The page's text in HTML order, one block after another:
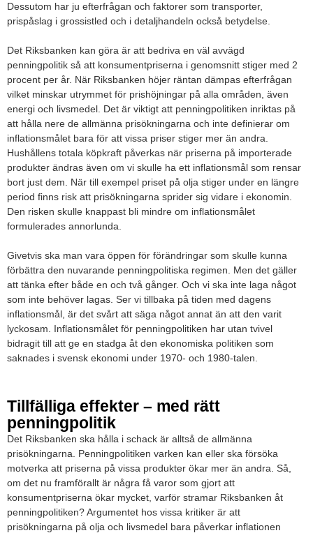
Dessutom har ju efterfrågan och faktorer som transporter,
prispåslag i grossistled och i detaljhandeln också betydelse.
Det Riksbanken kan göra är att bedriva en väl avvägd
penningpolitik så att konsumentpriserna i genomsnitt stiger med 2
procent per år. När Riksbanken höjer räntan dämpas efterfrågan
vilket minskar utrymmet för prishöjningar på alla områden, även
energi och livsmedel. Det är viktigt att penningpolitiken inriktas på
att hålla nere de allmänna prisökningarna och inte definierar om
inflationsmålet bara för att vissa priser stiger mer än andra.
Hushållens totala köpkraft påverkas när priserna på importerade
produkter ändras även om vi skulle ha ett inflationsmål som rensar
bort just dem. När till exempel priset på olja stiger under en längre
period finns risk att prisökningarna sprider sig vidare i ekonomin.
Den risken skulle knappast bli mindre om inflationsmålet
formulerades annorlunda.
Givetvis ska man vara öppen för förändringar som skulle kunna
förbättra den nuvarande penningpolitiska regimen. Men det gäller
att tänka efter både en och två gånger. Och vi ska inte laga något
som inte behöver lagas. Ser vi tillbaka på tiden med dagens
inflationsmål, är det svårt att säga något annat än att den varit
lyckosam. Inflationsmålet för penningpolitiken har utan tvivel
bidragit till att ge en stadga åt den ekonomiska politiken som
saknades i svensk ekonomi under 1970- och 1980-talen.
Tillfälliga effekter – med rätt
penningpolitik
Det Riksbanken ska hålla i schack är alltså de allmänna
prisökningarna. Penningpolitiken varken kan eller ska försöka
motverka att priserna på vissa produkter ökar mer än andra. Så,
om det nu framförallt är några få varor som gjort att
konsumentpriserna ökar mycket, varför stramar Riksbanken åt
penningpolitiken? Argumentet hos vissa kritiker är att
prisökningarna på olja och livsmedel bara påverkar inflationen